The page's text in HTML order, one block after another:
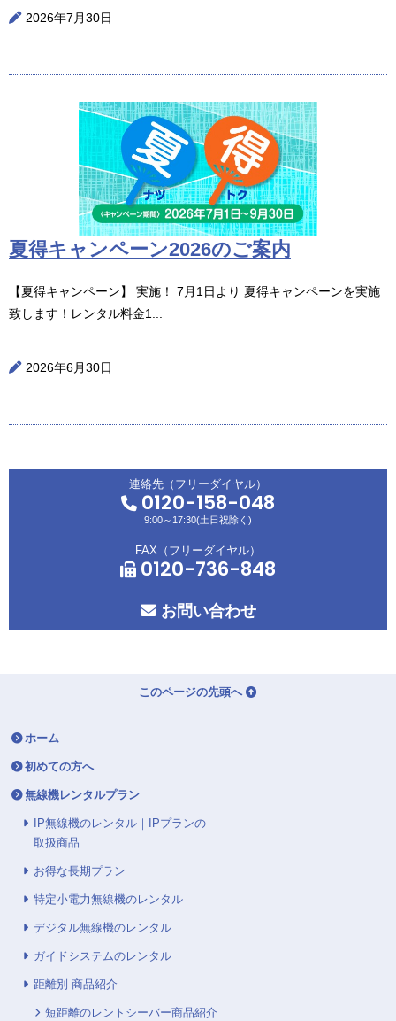
2026年7月30日
夏得キャンペーン2026のご案内
【夏得キャンペーン】 実施！ 7月1日より 夏得キャンペーンを実施
致します！レンタル料金1...
2026年6月30日
連絡先（フリーダイヤル）
0120-158-048
9:00～17:30(土日祝除く)
FAX（フリーダイヤル）
0120-736-848
お問い合わせ
このページの先頭へ
ホーム
初めての方へ
無線機レンタルプラン
IP無線機のレンタル｜IPプランの
取扱商品
お得な長期プラン
特定小電力無線機のレンタル
デジタル無線機のレンタル
ガイドシステムのレンタル
距離別 商品紹介
短距離のレントシーバー商品紹介